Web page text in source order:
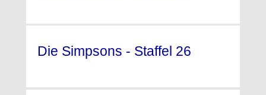
Die Simpsons - Staffel 26